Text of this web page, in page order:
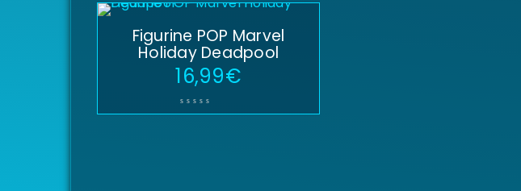
Figurine POP Marvel
Holiday Deadpool
16,99€